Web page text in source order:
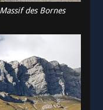
des Bornes